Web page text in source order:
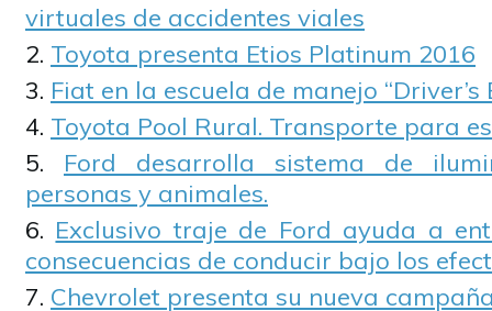
virtuales de accidentes viales
Toyota presenta Etios Platinum 2016
Fiat en la escuela de manejo “Driver’s
Toyota Pool Rural. Transporte para
Ford desarrolla sistema de
personas y animales.
Exclusivo traje de Ford ayuda a
consecuencias de conducir bajo los
Chevrolet presenta su nueva